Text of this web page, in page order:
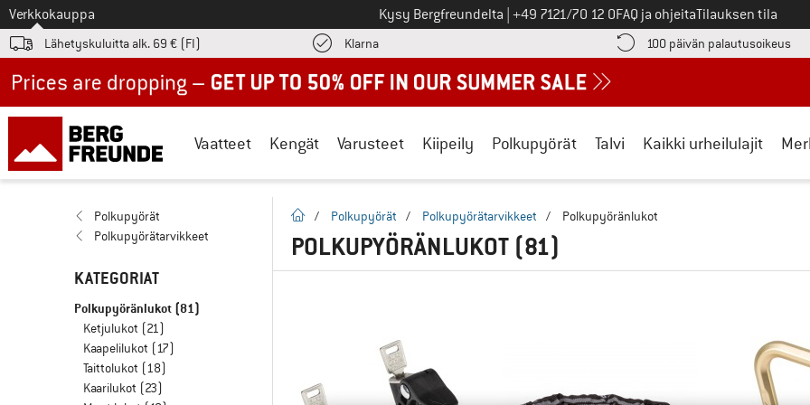
Tästä siirtyäksesi
Verkkokauppa Kysy Bergfreundelta Soita meille
+49 7121/70 12 0FAQ ja ohjeitaTilauksen tila
Lähetyskuluitta alk. 69 € (FI) KlarnaLöydä maksutiedot täältä! Avautuu tietokentässä 100 päivän palautusoikeus
Vaatteet Kengät Varusteet Kiipeily Polkupyörät Talvi Kaikki urheilulajit
Polkupyörät
Polkupyörätarvikkeet
KATEGORIAT
Polkupyöränlukot (81)
Ketjulukot (21)
Kaapelilukot (17)
Taittolukot (18)
Kaarilukot (23)
Kotisivu
/ Polkupyörät / Polkupyörätarvikkeet / Polkupyöränlukot
POLKUPYÖRÄNLUKOT (81)